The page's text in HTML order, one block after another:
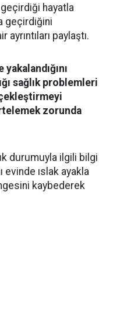
hayatla
geçirdiğini
paylaştı.
sağlık problemleri
zorunda
durumuyla ilgili bilgi
evinde ıslak ayakla
kaybederek